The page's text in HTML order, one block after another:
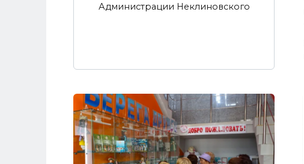
Администрации Неклиновского